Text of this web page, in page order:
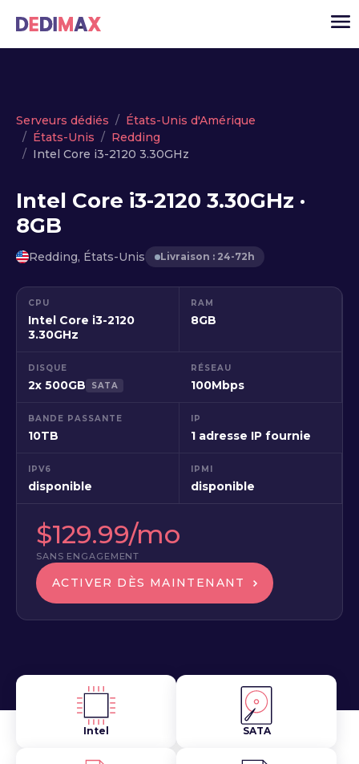
Cloud serveur
Solutions
Actualité
Serveurs dédiés
États-Unis d'Amérique
États-Unis
Redding
Intel Core i3-2120 3.30GHz
Intel Core i3-2120 3.30GHz ·
8GB
Redding, États-Unis Livraison : 24-72h
CPU
Intel Core i3-2120
3.30GHz
RAM
8GB
DISQUE
2x 500GB SATA
RÉSEAU
100Mbps
BANDE PASSANTE
10TB
IP
1 adresse IP fournie
IPV6
disponible
IPMI
disponible
$129.99/mo
SANS ENGAGEMENT
ACTIVER DÈS MAINTENANT
Intel SATA